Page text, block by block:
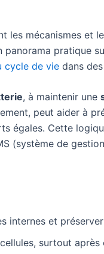
les mécanismes et
panorama pratique
cycle de vie dans
, à maintenir une
peut aider à
égales. Cette
(système de
internes et
surtout